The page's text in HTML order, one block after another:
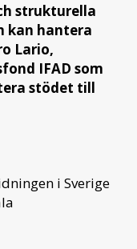
strukturella
kan hantera
Lario,
IFAD som
stödet till
i Sverige